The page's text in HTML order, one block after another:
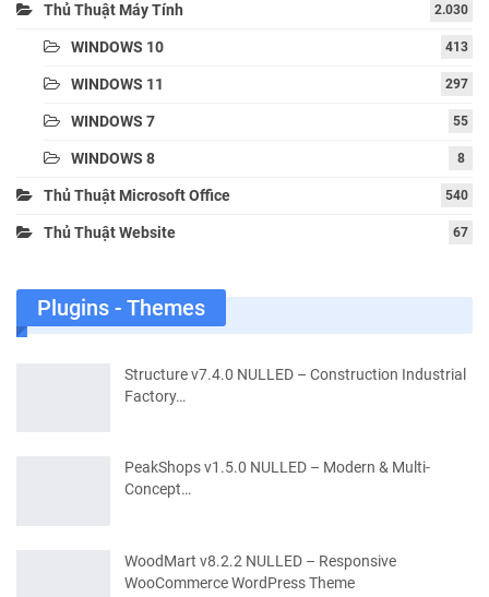
Thủ Thuật Máy Tính 2.030
WINDOWS 10 413
WINDOWS 11 297
WINDOWS 7 55
WINDOWS 8 8
Thủ Thuật Microsoft Office 540
Thủ Thuật Website 67
Plugins - Themes
Structure v7.4.0 NULLED – Construction Industrial
Factory…
PeakShops v1.5.0 NULLED – Modern & Multi-
Concept…
WoodMart v8.2.2 NULLED – Responsive
WooCommerce WordPress Theme